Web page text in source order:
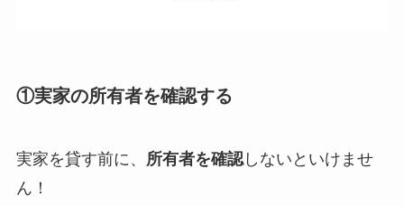
①実家の所有者を確認する
実家を貸す前に、 所有者を確認しないといけませ
ん！